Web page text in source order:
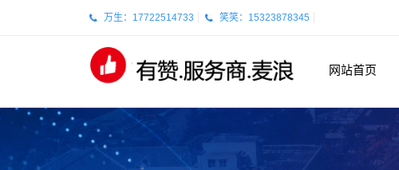
万生：17722514733 笑笑：15323878345
网站首页